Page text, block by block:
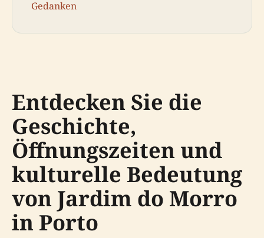
Gedanken
Entdecken Sie die
Geschichte,
Öffnungszeiten und
kulturelle Bedeutung
von Jardim do Morro
in Porto